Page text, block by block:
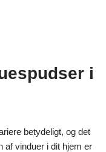
i
betydeligt, og det
af vinduer i dit hjem er